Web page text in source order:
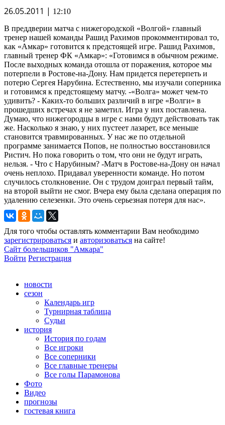
26.05.2011 | 12:10
В преддверии матча с нижегородской «Волгой» главный
тренер нашей команды Рашид Рахимов прокомментировал то,
как «Амкар» готовится к предстоящей игре. Рашид Рахимов,
главный тренер ФК «Амкар»: «Готовимся в обычном режиме.
После выходных команда отошла от поражения, которое мы
потерпели в Ростове-на-Дону. Нам придется перетерпеть и
потерю Сергея Нарубина. Естественно, мы изучали соперника
и готовимся к предстоящему матчу. -«Волга» может чем-то
удивить? - Каких-то больших различий в игре «Волги» в
прошедших встречах я не заметил. Игра у них поставлена.
Думаю, что нижегородцы в игре с нами будут действовать так
же. Насколько я знаю, у них пустеет лазарет, все меньше
становится травмированных. У нас же по отдельной
программе занимается Попов, не полностью восстановился
Ристич. Но пока говорить о том, что они не будут играть,
нельзя. - Что с Нарубиным? -Матч в Ростове-на-Дону он начал
очень неплохо. Придавал уверенности команде. Но потом
случилось столкновение. Он с трудом доиграл первый тайм,
на второй выйти не смог. Вчера ему была сделана операция по
удалению селезенки. Это очень серьезная потеря для нас».
Для того чтобы оставлять комментарии Вам необходимо
зарегистрироваться и авторизоваться на сайте!
Сайт болельщиков "Амкара"
Войти Регистрация
новости
сезон
Календарь игр
Турнирная таблица
Судьи
история
История по годам
Все игроки
Все соперники
Все главные тренеры
Все голы Парамонова
Фото
Видео
прогнозы
гостевая книга